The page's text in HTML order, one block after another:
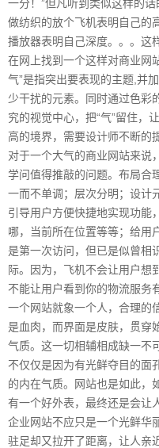
一分！”但凡听到类似这样的
做纺织的放个飞机表明自己的
播放器表明自己深度。。。这
在网上找到一个这样对商业网
气”是指突出要表现的主题,并
少干扰的元素。同时通过色彩
究的视觉中心，把“气”留住，
高的境界，需要设计师不断的
对于一个大气的商业网站来说
学问值得推敲的问题。布局合
一而不单调；层次分明；设计
引导用户方便快捷地实现功能
哪，当前所在位置等等；给用
是第一次访问，但已是似曾相
际。因为，飞机不会让用户想
不能让用户看到你的物流服务
一个网站就象一个人，合理的
是血肉，而界面是皮肤，贯穿
气质。这一切相辅相成缺一不
不仅仅是因为有光鲜夺目的面
的内在气质。网站也是如此，
有一个好外表，最终还是会让
企业网站不应只是一个光鲜华
驻足却又拉开了距离，让人亲